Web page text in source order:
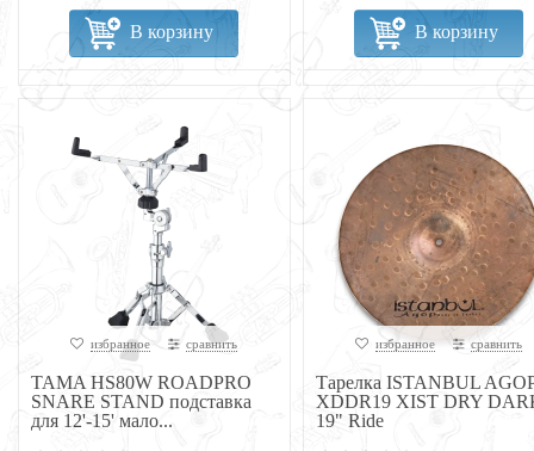
В корзину В корзину
избранное сравнить
TAMA HS80W ROADPRO
SNARE STAND подставка
для 12'-15' мало...
избранное сравнить
Тарелка ISTANBUL
XDDR19 XIST DRY
19" Ride